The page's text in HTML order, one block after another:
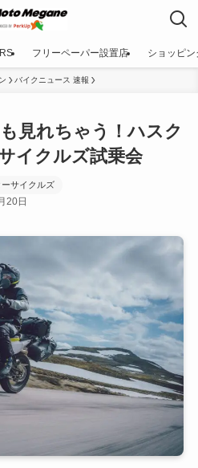
フリーペーパー設置店 ショッピン
バイクニュース 速報
見れちゃう！ハスク
イクルズ試乗会
サイクルズ
20日